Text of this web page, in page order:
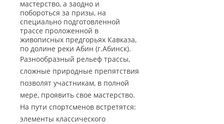
мастерство, а заодно и
побороться за призы, на
специально подготовленной
трассе проложенной в
живописных предгорьях Кавказа,
по долине реки Абин (г.Абинск).
Разнообразный рельеф трассы,
сложные природные препятствия
позволят участникам, в полной
мере, проявить свое мастерство.
На пути спортсменов встретятся:
элементы классического